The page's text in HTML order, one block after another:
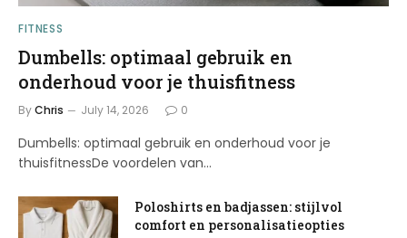
FITNESS
Dumbells: optimaal gebruik en
onderhoud voor je thuisfitness
ByChris July 14, 2026 0
Dumbells: optimaal gebruik en onderhoud voor je
thuisfitnessDe voordelen van…
Poloshirts en badjassen: stijlvol
comfort en personalisatieopties